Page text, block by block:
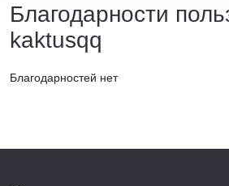
Благодарности
kaktusqq
Благодарностей нет